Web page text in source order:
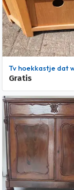
Tv hoekkastje dat wat opgeknapt
Gratis